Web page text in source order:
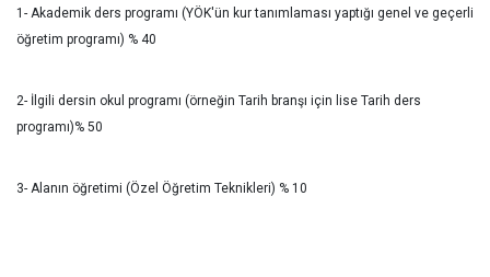
1- Akademik ders programı (YÖK'ün kur tanımlaması yaptığı genel ve geçerli
öğretim programı) % 40
2- İlgili dersin okul programı (örneğin Tarih branşı için lise Tarih ders
programı)% 50
3- Alanın öğretimi (Özel Öğretim Teknikleri) % 10